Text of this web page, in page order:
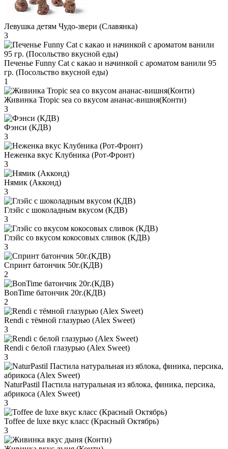
Левушка детям Чудо-звери (Славянка)
3
Печенье Funny Сat с какао и начинкой с ароматом ванили 95
гр. (Посольство вкусной еды)
1
Живинка Tropic sea со вкусом ананас-вишня(Конти)
3
Фэнси (КДВ)
3
Неженка вкус Клубника (Рот-Фронт)
3
Нямик (Акконд)
3
Глэйс с шоколадным вкусом (КДВ)
3
Глэйс со вкусом кокосовых сливок (КДВ)
3
Спринт батончик 50г.(КДВ)
2
BonTime батончик 20г.(КДВ)
2
Rendi с тёмной глазурью (Alex Sweet)
3
Rendi с белой глазурью (Alex Sweet)
3
NaturPastil Пастила натуральная из яблока, финика, персика,
абрикоса (Alex Sweet)
3
Toffee de luxe вкус класс (Красный Октябрь)
3